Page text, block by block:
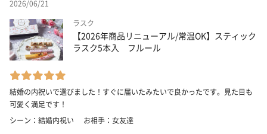
2026/06/21
ラスク
【2026年商品リニューアル/常温OK】スティック
ラスク5本入 フルール
結婚の内祝いで選びました！すぐに届いたみたいで良かったです。見た目も
可愛く満足です！
シーン：結婚内祝い
お相手：女友達